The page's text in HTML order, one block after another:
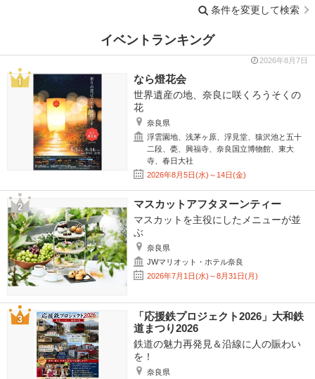
条件を変更して検索
イベントランキング
2026年8月7日
なら燈花会
世界遺産の地、奈良に咲くろうそくの
花
奈良県
浮雲園地、浅茅ヶ原、浮見堂、猿沢池と五十
二段、甍、興福寺、奈良国立博物館、東大
寺、春日大社
2026年8月5日(水)～14日(金)
マスカットアフタヌーンティー
マスカットを主役にしたメニューが並
ぶ
奈良県
JWマリオット・ホテル奈良
2026年7月1日(水)～8月31日(月)
「応援鉄プロジェクト2026」大和鉄
道まつり2026
鉄道の魅力再発見＆沿線に人の賑わい
を！
奈良県